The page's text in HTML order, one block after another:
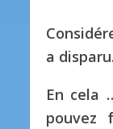
a disparu.
En cela
pouvez